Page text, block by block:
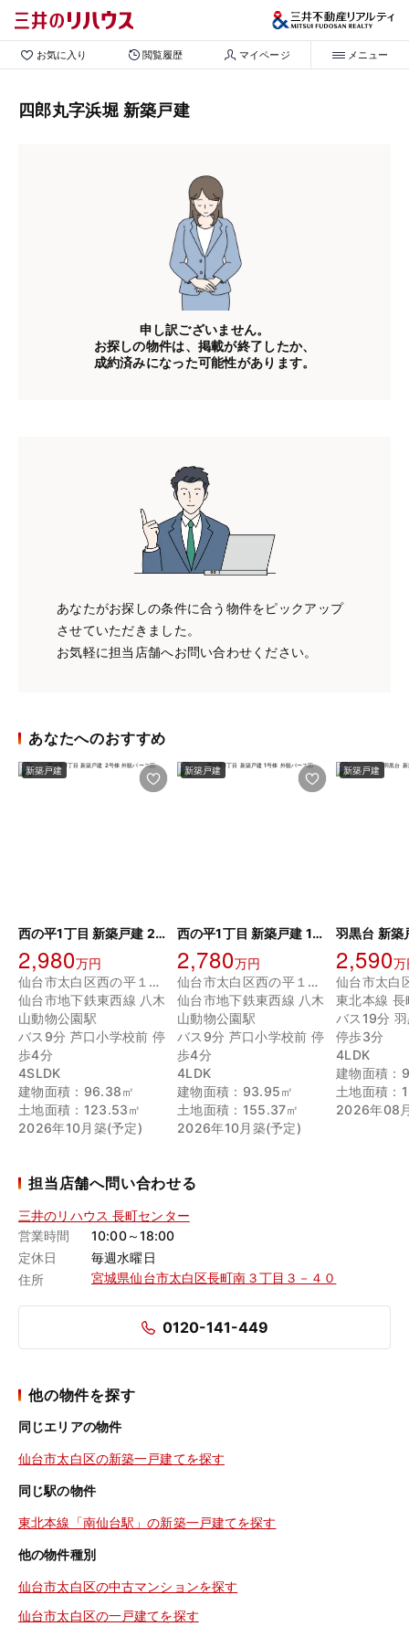
お気に入り 閲覧履歴 マイページ メニュー
四郎丸字浜堀 新築戸建
申し訳ございません。
お探しの物件は、掲載が終了したか、
成約済みになった可能性があります。
あなたがお探しの条件に合う物件をピックアップ
させていただきました。
お気軽に担当店舗へお問い合わせください。
あなたへのおすすめ
新築戸建
西の平1丁目 新築戸建 2号棟
2,980万円
仙台市太白区西の平１丁目
仙台市地下鉄東西線 八木
山動物公園駅
バス9分 芦口小学校前 停
歩4分
4SLDK
建物面積：96.38㎡
土地面積：123.53㎡
2026年10月築(予定)
新築戸建
西の平1丁目 新築戸建 1号棟
2,780万円
仙台市太白区西の平１丁目
仙台市地下鉄東西線 八木
山動物公園駅
バス9分 芦口小学校前 停
歩4分
4LDK
建物面積：93.95㎡
土地面積：155.37㎡
2026年10月築(予定)
新築戸建
羽黒台 新築
2,590万
仙台市太白
東北本線 長
バス19分
停歩3分
4LDK
建物面積：
土地面積：
2026年08
担当店舗へ問い合わせる
三井のリハウス 長町センター
営業時間
10:00～18:00
定休日
毎週水曜日
住所
宮城県仙台市太白区長町南３丁目３－４０
0120-141-449
他の物件を探す
同じエリアの物件
仙台市太白区の新築一戸建てを探す
同じ駅の物件
東北本線「南仙台駅」の新築一戸建てを探す
他の物件種別
仙台市太白区の中古マンションを探す
仙台市太白区の一戸建てを探す